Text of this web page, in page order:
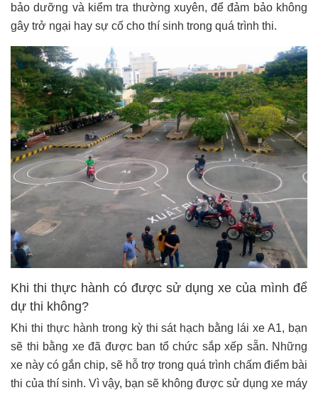
bảo dưỡng và kiểm tra thường xuyên, để đảm bảo không
gây trở ngại hay sự cố cho thí sinh trong quá trình thi.
Khi thi thực hành có được sử dụng xe của mình để
dự thi không?
Khi thi thực hành trong kỳ thi sát hạch bằng lái xe A1, bạn
sẽ thi bằng xe đã được ban tổ chức sắp xếp sẵn. Những
xe này có gắn chip, sẽ hỗ trợ trong quá trình chấm điểm bài
thi của thí sinh. Vì vậy, bạn sẽ không được sử dụng xe máy